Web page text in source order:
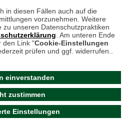
in diesen Fällen auch auf die
vorzunehmen. Weitere
zu unseren Datenschutzpraktiken
. Am unteren Ende
den Link "Cookie-Einstellungen
prüfen und ggf. widerrufen..
einverstanden
zustimmen
Einstellungen
und Entsorgung
Hinweisgeber-Schutzgesetz
unserer Website
um 09:47
BRITISH SHOP
GmbH & Co. KG
keine Cookies!
Fall unseren Online-Shop
Ihr Browser unsere funktionalen
Besuchs auf unserer Website
können Sie entscheiden,